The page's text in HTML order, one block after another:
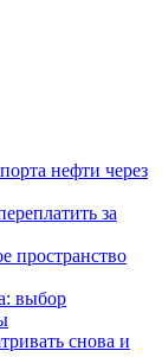
нефти через
за
пространство
выбор
снова и